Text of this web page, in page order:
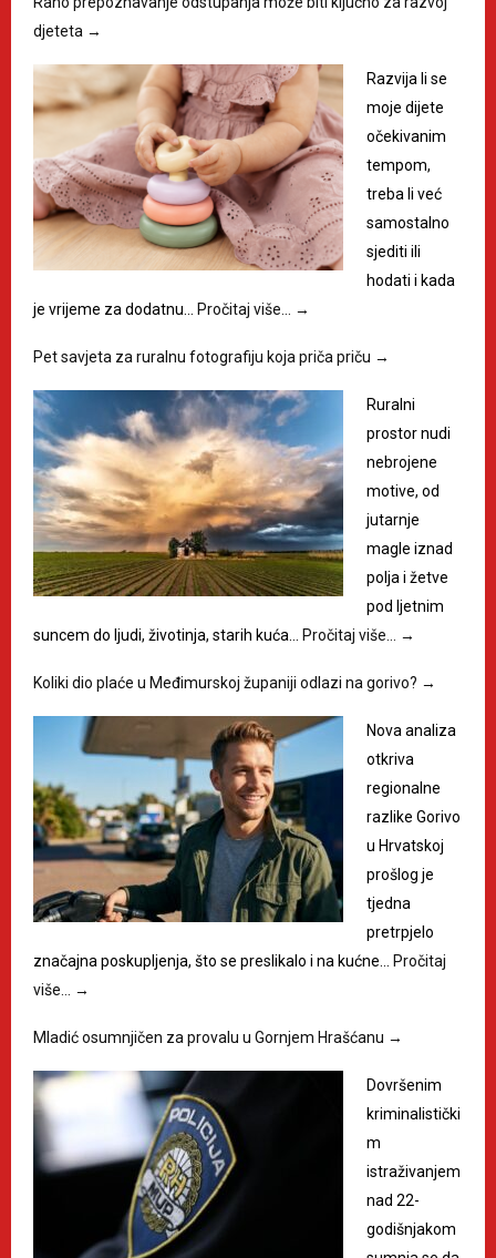
djeteta →
Razvija li se
moje dijete
očekivanim
tempom,
treba li već
samostalno
sjediti ili
hodati i kada
je vrijeme za dodatnu…
Pročitaj više… →
Pet savjeta za ruralnu fotografiju koja priča priču →
Ruralni
prostor nudi
nebrojene
motive, od
jutarnje
magle iznad
polja i žetve
pod ljetnim
suncem do ljudi, životinja, starih kuća…
Pročitaj više… →
Koliki dio plaće u Međimurskoj županiji odlazi na gorivo? →
Nova analiza
otkriva
regionalne
razlike Gorivo
u Hrvatskoj
prošlog je
tjedna
pretrpjelo
značajna poskupljenja, što se preslikalo i na kućne…
Pročitaj
više…
→
Mladić osumnjičen za provalu u Gornjem Hrašćanu →
Dovršenim
kriminalistički
m
istraživanjem
nad 22-
godišnjakom